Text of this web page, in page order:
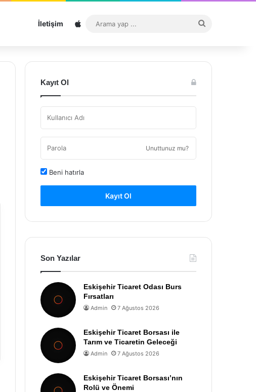
İletişim Sitemap
...
Kayıt Ol
Unuttunuz mu?
Beni hatırla
Kayıt Ol
Son Yazılar
Eskişehir Ticaret Odası Burs
Fırsatları
Admin 7 Ağustos 2026
Eskişehir Ticaret Borsası ile
Tarım ve Ticaretin Geleceği
Admin 7 Ağustos 2026
Eskişehir Ticaret Borsası’nın
Rolü ve Önemi